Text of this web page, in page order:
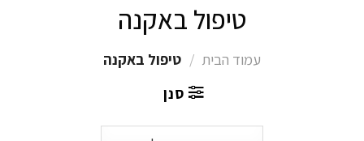
טיפול באקנה
עמוד הבית / טיפול באקנה
סנן